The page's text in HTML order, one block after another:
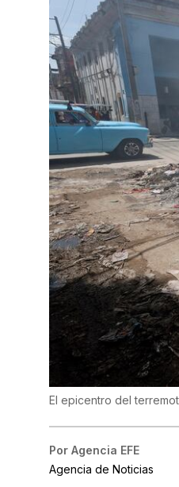
El epicentro del
Por Agencia EFE
Agencia de Noticias